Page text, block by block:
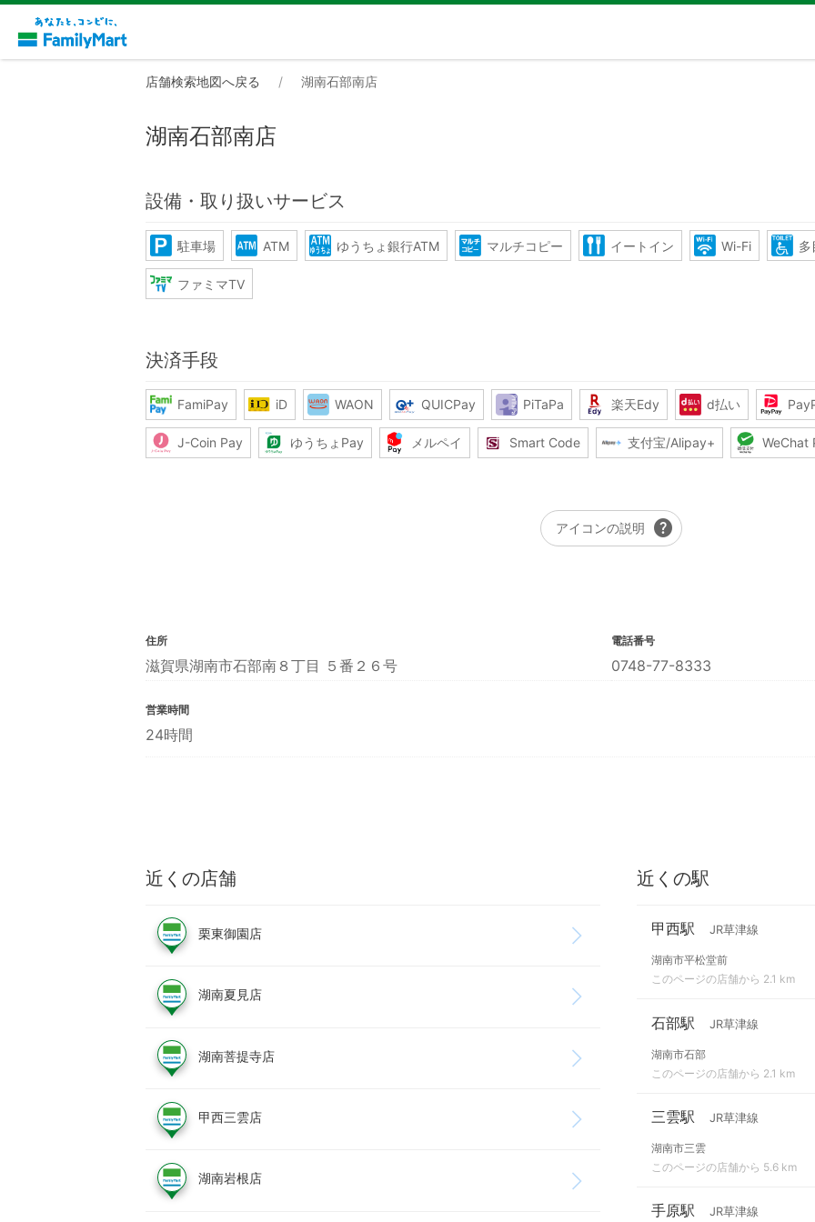
店舗検索地図へ戻る 湖南石部南店
湖南石部南店
設備・取り扱いサービス
駐車場 ATM ゆうちょ銀行ATM マルチコピー イートイン Wi-Fi 多
ファミマTV
決済手段
FamiPay iD WAON QUICPay PiTaPa 楽天Edy d払い
J-Coin Pay ゆうちょPay メルペイ Smart Code 支付宝/Alipay+ WeChat
アイコンの説明 help
住所
滋賀県湖南市石部南８丁目 ５番２６号
電話番号
0748-77-8333
営業時間
24時間
近くの店舗
栗東御園店
湖南夏見店
湖南菩提寺店
甲西三雲店
湖南岩根店
近くの駅
甲西駅 JR草津線
湖南市平松堂前
このページの店舗から 2.1 km
石部駅 JR草津線
湖南市石部
このページの店舗から 2.1 km
三雲駅 JR草津線
湖南市三雲
このページの店舗から 5.6 km
手原駅 JR草津線